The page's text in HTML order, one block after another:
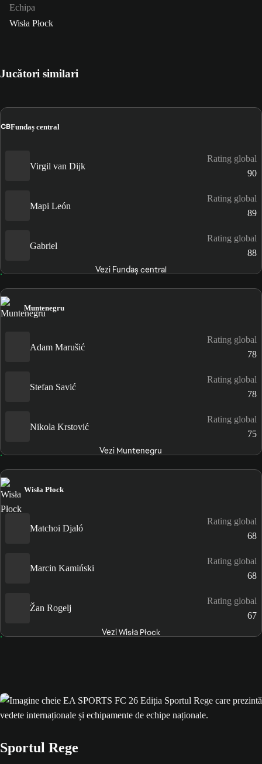
Echipa
Wisła Płock
Jucători similari
CBFundaș central
Virgil van Dijk
Rating global
90
Mapi León
Rating global
89
Gabriel
Rating global
88
Vezi Fundaș central
Muntenegru
Adam Marušić
Rating global
78
Stefan Savić
Rating global
78
Nikola Krstović
Rating global
75
Vezi Muntenegru
Wisła Płock
Matchoi Djaló
Rating global
68
Marcin Kamiński
Rating global
68
Žan Rogelj
Rating global
67
Vezi Wisła Płock
Sportul Rege